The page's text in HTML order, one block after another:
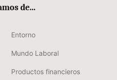
de...
Entorno
Mundo Laboral
Productos financieros